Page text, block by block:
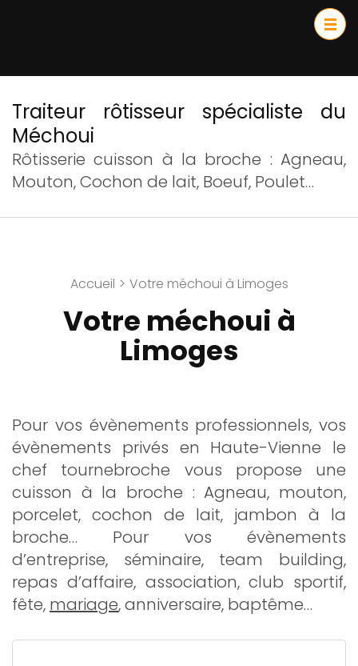
Traiteur rôtisseur spécialiste du
Méchoui
Rôtisserie cuisson à la broche : Agneau,
Mouton, Cochon de lait, Boeuf, Poulet…
Accueil > Votre méchoui à Limoges
Votre méchoui à
Limoges
Pour vos évènements professionnels, vos
évènements privés en Haute-Vienne le
chef tournebroche vous propose une
cuisson à la broche : Agneau, mouton,
porcelet, cochon de lait, jambon à la
broche… Pour vos évènements
d’entreprise, séminaire, team building,
repas d’affaire, association, club sportif,
fête, mariage, anniversaire, baptême…